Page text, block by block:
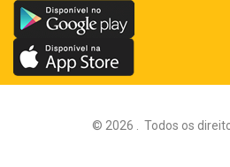
© 2026 Todos os